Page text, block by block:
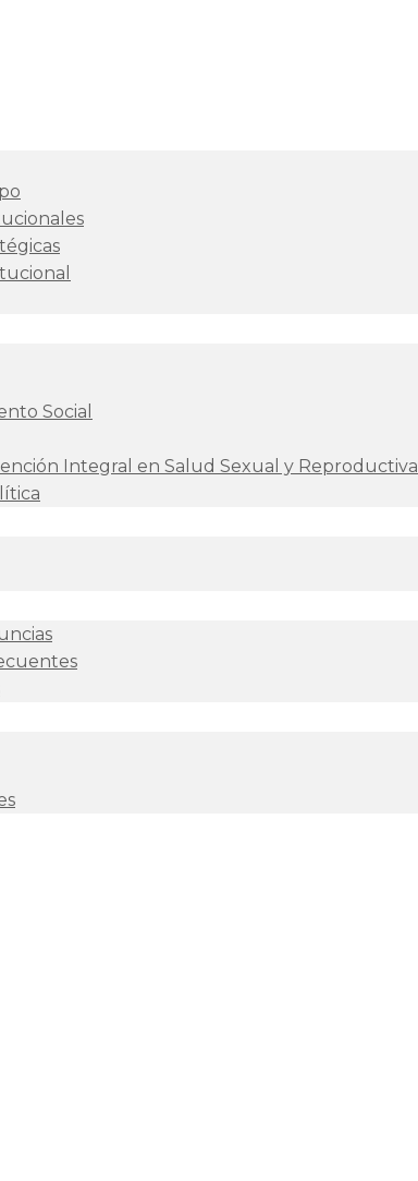
Social
Integral en Salud Sexual y Reproductiva